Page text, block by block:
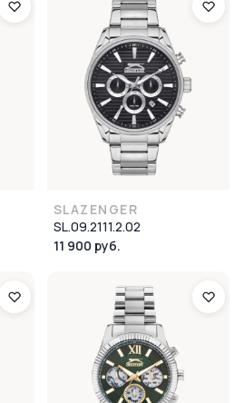
SLAZENGER
SL.09.2111.2.02
11 900 руб.